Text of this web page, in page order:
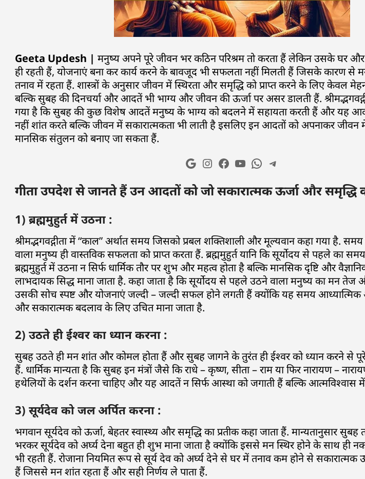
Geeta Updesh | मनुष्य अपने पूरे जीवन भर कठिन परिश्रम तो करता हैं लेकिन उसके घर
ही रहती हैं, योजनाएं बना कर कार्य करने के बावजूद भी सफलता नहीं मिलती हैं जिसके कारण से
तनाव में रहता हैं. शास्त्रों के अनुसार जीवन में स्थिरता और समृद्धि को प्राप्त करने के लिए केवल
बल्कि सुबह की दिनचर्या और आदतें भी भाग्य और जीवन की ऊर्जा पर असर डालती हैं.
गया है कि सुबह की कुछ विशेष आदतें मनुष्य के भाग्य को बदलने में सहायता करती हैं और यह
नहीं शांत करते बल्कि जीवन में सकारात्मकता भी लाती है इसलिए इन आदतों को अपनाकर जीवन
मानसिक संतुलन को बनाए जा सकता हैं.
गीता उपदेश से जानते हैं उन आदतों को जो सकारात्मक ऊर्जा और समृद्धि
1) ब्रह्ममुहुर्त में उठना :
श्रीमद्भगवद्गीता में “काल” अर्थात समय जिसको प्रबल शक्तिशाली और मूल्यवान कहा गया है.
वाला मनुष्य ही वास्तविक सफलता को प्राप्त करता हैं. ब्रह्ममुहुर्त यानि कि सूर्योदय से पहले का
ब्रह्ममुहुर्त में उठना न सिर्फ धार्मिक तौर पर शुभ और महत्व होता है बल्कि मानसिक दृष्टि और
लाभदायक सिद्ध माना जाता है. कहा जाता है कि सूर्योदय से पहले उठने वाला मनुष्य का मन तेज
उसकी सोच स्पष्ट और योजनाएं जल्दी – जल्दी सफल होने लगती हैं क्योंकि यह समय आध्यात्मिक
और सकारात्मक बदलाव के लिए उचित माना जाता है.
2) उठते ही ईश्वर का ध्यान करना :
सुबह उठते ही मन शांत और कोमल होता हैं और सुबह जागने के तुरंत ही ईश्वर को ध्यान करने से पूरे
हैं. धार्मिक मान्यता है कि सुबह इन मंत्रों जैसे कि राधे – कृष्ण, सीता – राम या फिर नारायण –
हथेलियों के दर्शन करना चाहिए और यह आदतें न सिर्फ आस्था को जगाती हैं बल्कि आत्मविश्वास में
3) सूर्यदेव को जल अर्पित करना :
भगवान सूर्यदेव को ऊर्जा, बेहतर स्वास्थ्य और समृद्धि का प्रतीक कहा जाता हैं. मान्यतानुसार
भरकर सूर्यदेव को अर्घ्य देना बहुत ही शुभ माना जाता है क्योंकि इससे मन स्थिर होने के साथ ही
भी रहती हैं. रोजाना नियमित रूप से सूर्य देव को अर्घ्य देने से घर में तनाव कम होने से सकारात्मक
हैं जिससे मन शांत रहता हैं और सही निर्णय ले पाता हैं.